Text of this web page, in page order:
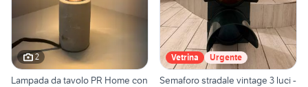
2
Lampada da tavolo PR Home con
Vetrina Urgente
Semaforo stradale vintage 3 luci -